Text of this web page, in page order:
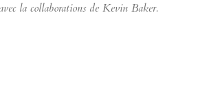
la collaborations de Kevin Baker.